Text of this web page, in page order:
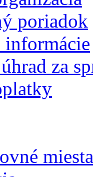
poriadok
za
miesta